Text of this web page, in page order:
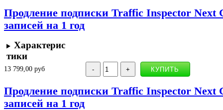
Продление подписки Traffic Inspector Next
записей на 1 год
Характерис
тики
13 799,00 руб
Продление подписки Traffic Inspector Next
записей на 1 год